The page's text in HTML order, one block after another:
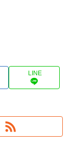
LINE